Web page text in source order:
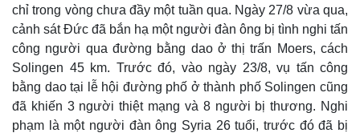
n
g
m
e
chỉ trong vòng chưa đầy một tuần qua. Ngày 27/8 vừa qua,
cảnh sát Đức đã bắn hạ một người đàn ông bị tình nghi tấn
công người qua đường bằng dao ở thị trấn Moers, cách
Solingen 45 km. Trước đó, vào ngày 23/8, vụ tấn công
bằng dao tại lễ hội đường phố ở thành phố Solingen cũng
đã khiến 3 người thiệt mạng và 8 người bị thương. Nghi
phạm là một người đàn ông Syria 26 tuổi, trước đó đã bị